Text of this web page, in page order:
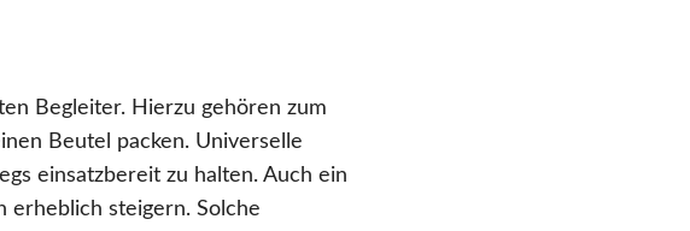
Begleiter. Hierzu gehören zum
Beutel packen. Universelle
einsatzbereit zu halten. Auch ein
erheblich steigern. Solche